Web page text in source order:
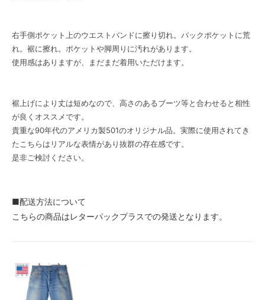
右手側ポケット上のウエストバンドに擦り切れ。バックポケットに荒
れ。裾に擦れ。ポケットや脚周りに汚れがあります。
使用感はありますが、まだまだ着用いただけます。
裾上げにより丈は短めなので、高さのあるブーツ等と合わせると相性
が良くオススメです。
貴重な90年代のアメリカ製501のオリジナル品。実際に使用されてき
たこちらはリアルな表情があり抜群の存在感です。
是非ご検討ください。
■配送方法について
こちらの商品はレターパックプラスでの発送となります。